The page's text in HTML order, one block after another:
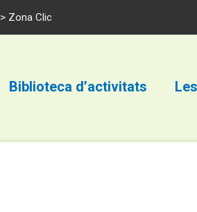
> Zona Clic
Biblioteca d’activitats